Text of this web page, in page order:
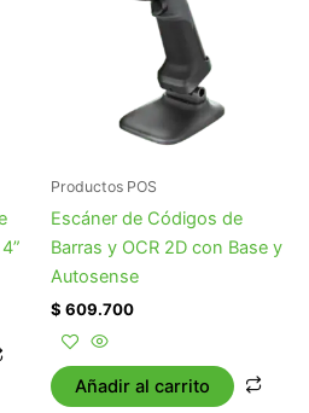
Productos POS
Escáner de Códigos de
Barras y OCR 2D con Base y
Autosense
$ 609.700
Añadir al carrito